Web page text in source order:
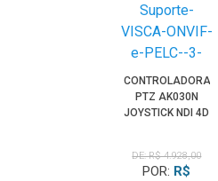
CONTROLADORA
PTZ AK030N
JOYSTICK NDI 4D
PELCO
DE: R$ 4.928,00
POR: R$